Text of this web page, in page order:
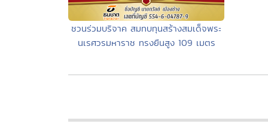
ชวนร่วมบริจาค สมทบทุนสร้างสมเด็จพระ
นเรศวรมหาราช ทรงยืนสูง 109 เมตร